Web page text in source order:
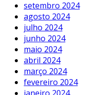
setembro 2024
agosto 2024
julho 2024
junho 2024
maio 2024
abril 2024
março 2024
fevereiro 2024